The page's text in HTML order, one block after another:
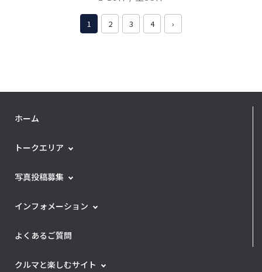
1 2 3 4 ›
ホーム
トークエリア
写真投稿募集
インフォメーション
よくあるご質問
クルマと楽しむサイト